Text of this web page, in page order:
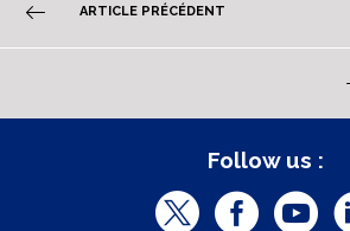
ARTICLE PRÉCÉDENT
Follow us :
T
F
Y